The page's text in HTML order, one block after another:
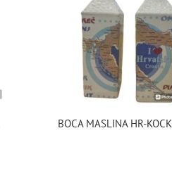
BOCA MASLINA HR-